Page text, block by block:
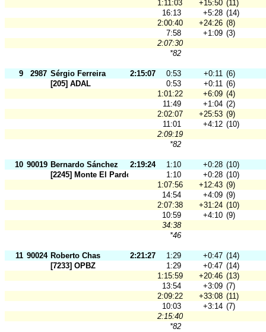
1:11:03
+15:50 (11)
16:13
+5:28 (14)
2:00:40
+24:26 (8)
7:58
+1:09 (3)
2:07:30
*82
9 2987 Sérgio Ferreira 2:15:07 0:53 +0:11 (6)
[205] ADAL
0:53 +0:11 (6)
1:01:22
+6:09 (4)
11:49
+1:04 (2)
2:02:07
+25:53 (9)
11:01
+4:12 (10)
2:09:19
*82
10 90019 Bernardo Sánchez 2:19:24 1:10 +0:28 (10)
[2245] Monte El Pardo
1:10 +0:28 (10)
1:07:56
+12:43 (9)
14:54
+4:09 (9)
2:07:38
+31:24 (10)
10:59
+4:10 (9)
34:38
*46
11 90024 Roberto Chas 2:21:27 1:29 +0:47 (14)
[7233] OPBZ
1:29 +0:47 (14)
1:15:59
+20:46 (13)
13:54
+3:09 (7)
2:09:22
+33:08 (11)
10:03
+3:14 (7)
2:15:40
*82